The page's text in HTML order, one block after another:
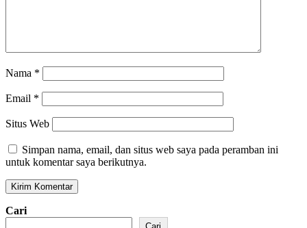
Nama *
Email *
Situs Web
Simpan nama, email, dan situs web saya pada peramban ini
untuk komentar saya berikutnya.
Cari